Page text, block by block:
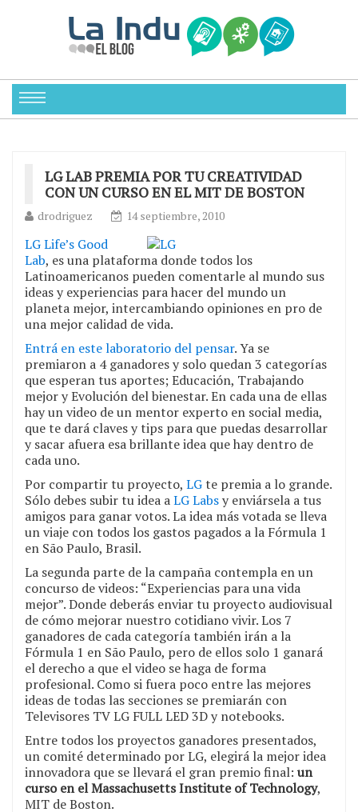
LG LAB PREMIA POR TU CREATIVIDAD
CON UN CURSO EN EL MIT DE BOSTON
drodriguez 14 septiembre, 2010
LG Life’s Good
Lab, es una plataforma donde todos los
Latinoamericanos pueden comentarle al mundo sus
ideas y experiencias para hacer del mundo un
planeta mejor, intercambiando opiniones en pro de
una mejor calidad de vida.
Entrá en este laboratorio del pensar. Ya se
premiaron a 4 ganadores y solo quedan 3 categorías
que esperan tus aportes; Educación, Trabajando
mejor y Evolución del bienestar. En cada una de ellas
hay un video de un mentor experto en social media,
que te dará claves y tips para que puedas desarrollar
y sacar afuera esa brillante idea que hay dentro de
cada uno.
Por compartir tu proyecto, LGte premia a lo grande.
Sólo debes subir tu idea aLG Labsy enviársela a tus
amigos para ganar votos. La idea más votada se lleva
un viaje con todos los gastos pagados a la Fórmula 1
en São Paulo, Brasil.
La segunda parte de la campaña contempla en un
concurso de videos: “Experiencias para una vida
mejor”. Donde deberás enviar tu proyecto audiovisual
de cómo mejorar nuestro cotidiano vivir. Los 7
ganadores de cada categoría también irán a la
Fórmula 1 en São Paulo, pero de ellos solo 1 ganará
el derecho a que el video se haga de forma
profesional. Como si fuera poco entre las mejores
ideas de todas las secciones se premiarán con
Televisores TV LG FULL LED 3D y notebooks.
Entre todos los proyectos ganadores presentados,
un comité determinado por LG, elegirá la mejor idea
innovadora que se llevará el gran premio final: un
curso en el Massachusetts Institute of Technology,
MIT de Boston.